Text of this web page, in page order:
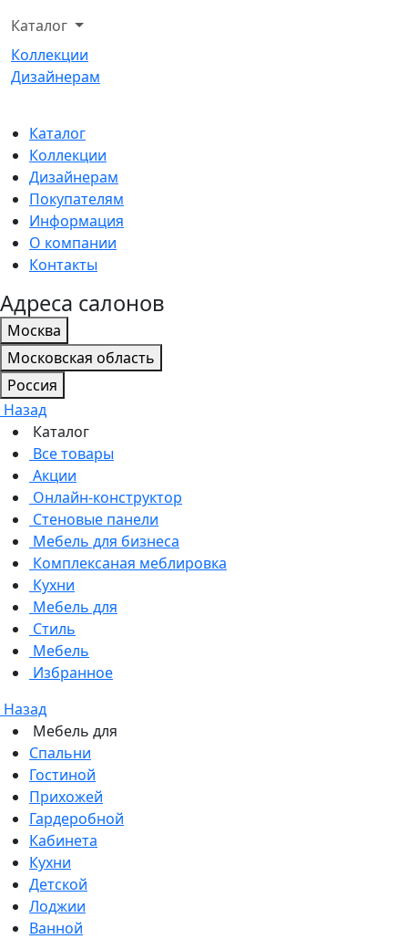
Каталог
Коллекции
Дизайнерам
Каталог
Коллекции
Дизайнерам
Покупателям
Информация
О компании
Контакты
Адреса салонов
Москва
Московская область
Россия
Назад
Каталог
Все товары
Акции
Онлайн-конструктор
Стеновые панели
Мебель для бизнеса
Комплексаная меблировка
Кухни
Мебель для
Стиль
Мебель
Избранное
Назад
Мебель для
Спальни
Гостиной
Прихожей
Гардеробной
Кабинета
Кухни
Детской
Лоджии
Ванной